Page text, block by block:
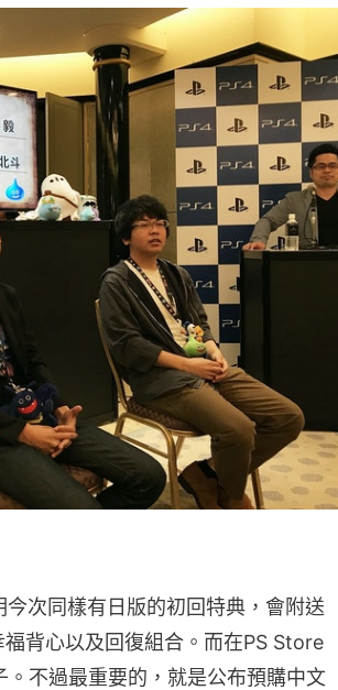
次同樣有日版的初回特典，會附送
背心以及回復組合。而在PS Store
不過最重要的，就是公布預購中文